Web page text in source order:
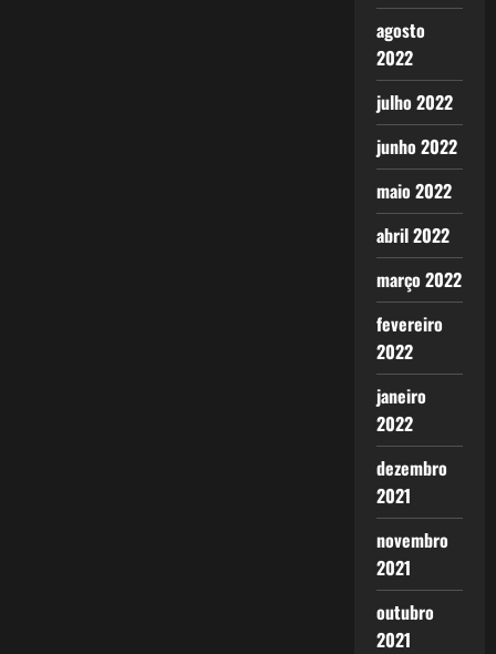
agosto
2022
julho 2022
junho 2022
maio 2022
abril 2022
março 2022
fevereiro
2022
janeiro
2022
dezembro
2021
novembro
2021
outubro
2021